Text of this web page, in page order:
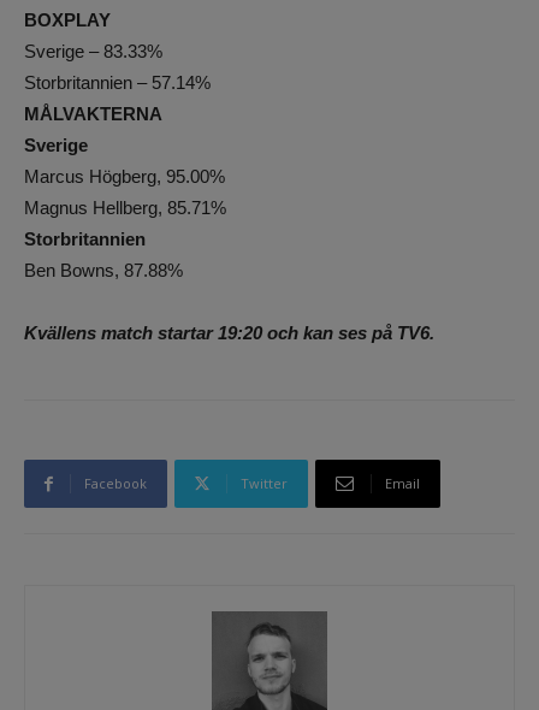
BOXPLAY
Sverige – 83.33%
Storbritannien – 57.14%
MÅLVAKTERNA
Sverige
Marcus Högberg, 95.00%
Magnus Hellberg, 85.71%
Storbritannien
Ben Bowns, 87.88%
Kvällens match startar 19:20 och kan ses på TV6.
Facebook Twitter Email